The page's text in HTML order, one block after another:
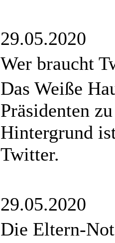
29.05.2020
Wer braucht
Das Weiße
Präsidenten
Hintergrund
Twitter.
29.05.2020
Die Eltern-